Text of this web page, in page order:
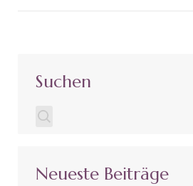
Suchen
Neueste Beiträge